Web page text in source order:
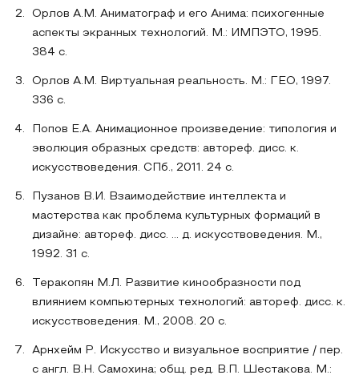
Орлов А.М. Аниматограф и его Анима: психогенные
аспекты экранных технологий. М.: ИМПЭТО, 1995.
384 с.
Орлов A.M. Виртуальная реальность. М.: ГЕО, 1997.
336 с.
Попов Е.А. Анимационное произведение: типология и
эволюция образных средств: автореф. дисc. к.
искусствоведения. СПб., 2011. 24 с.
Пузанов В.И. Взаимодействие интеллекта и
мастерства как проблема культурных формаций в
дизайне: автореф. дисс. ... д. искусствоведения. М.,
1992. 31 с.
Теракопян М.Л. Развитие кинообразности под
влиянием компьютерных технологий: автореф. дисс. к.
искусствоведения. М., 2008. 20 с.
Арнхейм Р. Искусство и визуальное восприятие / пер.
с англ. В.Н. Самохина; общ. ред. В.П. Шестакова. М.: